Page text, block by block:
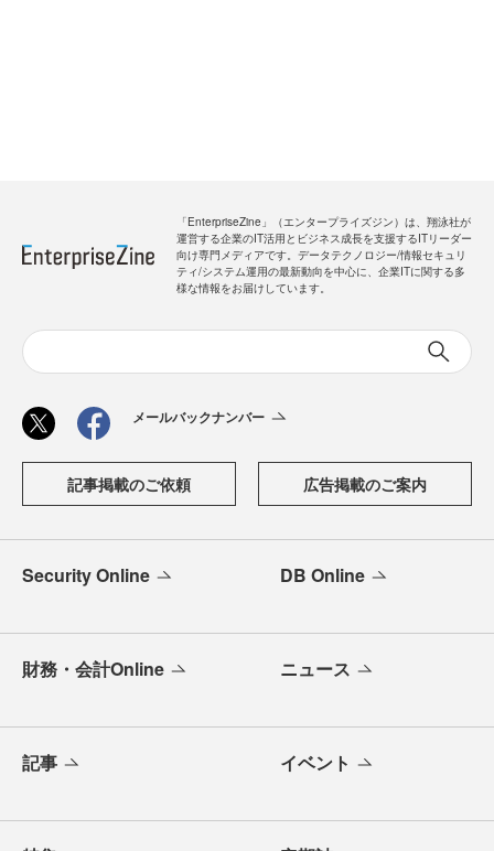
「EnterpriseZine」（エンタープライズジン）は、翔泳社が
運営する企業のIT活用とビジネス成長を支援するITリーダー
向け専門メディアです。データテクノロジー/情報セキュリ
ティ/システム運用の最新動向を中心に、企業ITに関する多
様な情報をお届けしています。
メールバックナンバー
記事掲載のご依頼 広告掲載のご案内
Security Online DB Online
財務・会計Online ニュース
記事 イベント